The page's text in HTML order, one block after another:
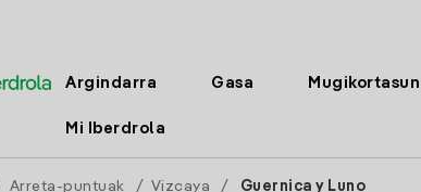
Argindarra Gasa
Mi Iberdrola
Arreta-puntuak / Vizcaya / Guernica y Luno